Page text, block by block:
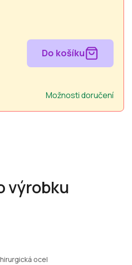
Možnosti doručení
výrobku
ocel